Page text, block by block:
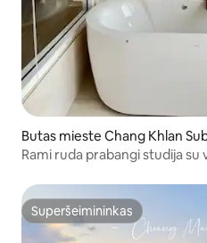
Butas mieste Chang Khlan
Rami ruda prabangi studija su
Superšeimininkas
Superšeimininkas